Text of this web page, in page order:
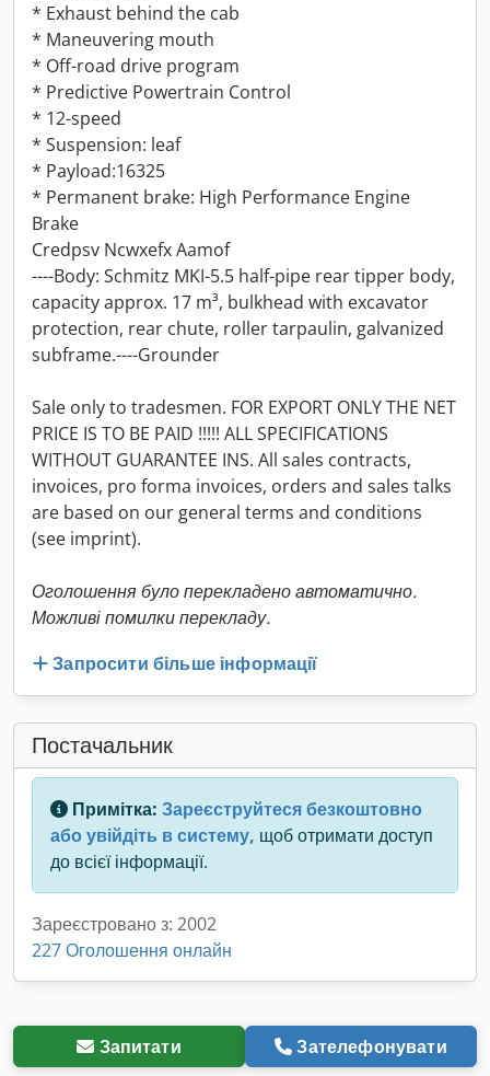
* Exhaust behind the cab
* Maneuvering mouth
* Off-road drive program
* Predictive Powertrain Control
* 12-speed
* Suspension: leaf
* Payload:16325
* Permanent brake: High Performance Engine
Brake
Credpsv Ncwxefx Aamof
----Body: Schmitz MKI-5.5 half-pipe rear tipper body,
capacity approx. 17 m³, bulkhead with excavator
protection, rear chute, roller tarpaulin, galvanized
subframe.----Grounder
Sale only to tradesmen. FOR EXPORT ONLY THE NET
PRICE IS TO BE PAID !!!!! ALL SPECIFICATIONS
WITHOUT GUARANTEE INS. All sales contracts,
invoices, pro forma invoices, orders and sales talks
are based on our general terms and conditions
(see imprint).
Оголошення було перекладено автоматично.
Можливі помилки перекладу.
Запросити більше інформації
Постачальник
Примітка: Зареєструйтеся безкоштовно
або увійдіть в систему, щоб отримати доступ
до всієї інформації.
Зареєстровано з: 2002
227 Оголошення онлайн
Запитати Зателефонувати